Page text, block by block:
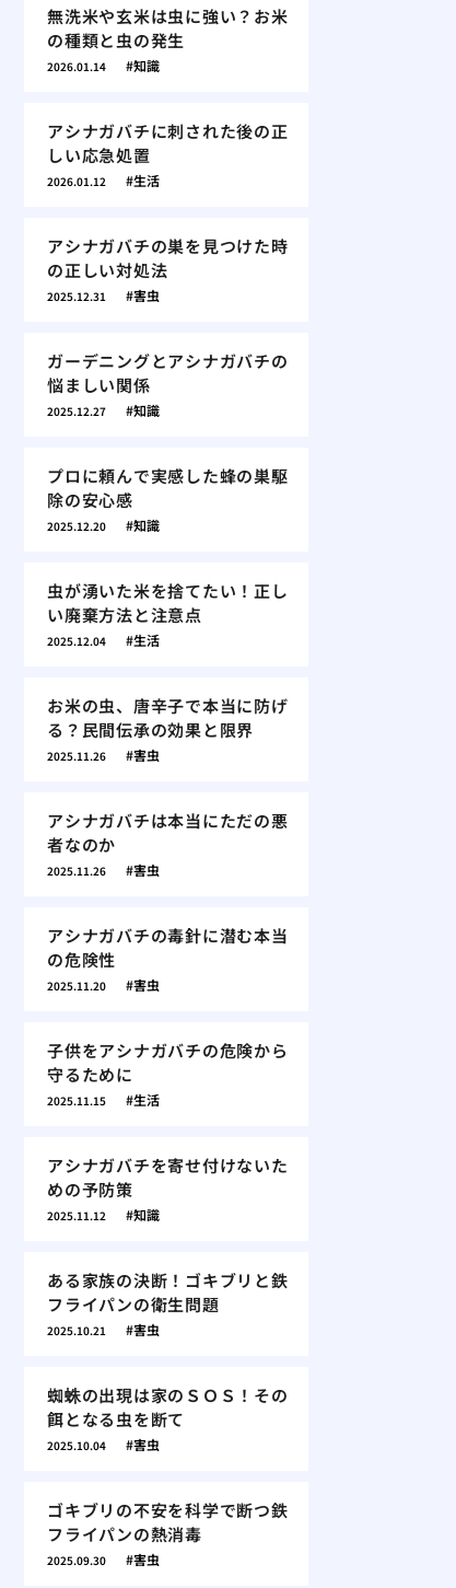
無洗米や玄米は虫に強い？お米
の種類と虫の発生
2026.01.14 知識
アシナガバチに刺された後の正
しい応急処置
2026.01.12 生活
アシナガバチの巣を見つけた時
の正しい対処法
2025.12.31 害虫
ガーデニングとアシナガバチの
悩ましい関係
2025.12.27 知識
プロに頼んで実感した蜂の巣駆
除の安心感
2025.12.20 知識
虫が湧いた米を捨てたい！正し
い廃棄方法と注意点
2025.12.04 生活
お米の虫、唐辛子で本当に防げ
る？民間伝承の効果と限界
2025.11.26 害虫
アシナガバチは本当にただの悪
者なのか
2025.11.26 害虫
アシナガバチの毒針に潜む本当
の危険性
2025.11.20 害虫
子供をアシナガバチの危険から
守るために
2025.11.15 生活
アシナガバチを寄せ付けないた
めの予防策
2025.11.12 知識
ある家族の決断！ゴキブリと鉄
フライパンの衛生問題
2025.10.21 害虫
蜘蛛の出現は家のＳＯＳ！その
餌となる虫を断て
2025.10.04 害虫
ゴキブリの不安を科学で断つ鉄
フライパンの熱消毒
2025.09.30 害虫